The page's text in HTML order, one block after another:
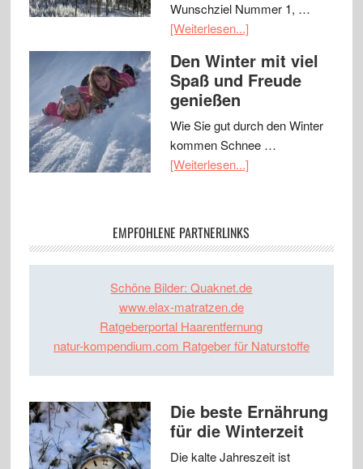
Wunschziel Nummer 1, …
[Weiterlesen...]
Den Winter mit viel
Spaß und Freude
genießen
Wie Sie gut durch den Winter
kommen Schnee …
[Weiterlesen...]
EMPFOHLENE PARTNERLINKS
Schöne Bilder: Quaknet.de
www.elax-matratzen.de
Ratgeberportal Haarentfernung
natur-kompendium.com Ratgeber für Naturstoffe
Die beste Ernährung
für die Winterzeit
Die kalte Jahreszeit ist